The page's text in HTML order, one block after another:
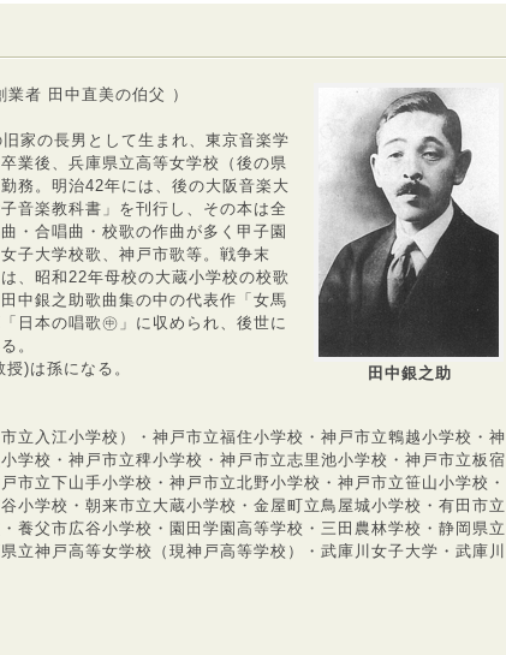
田中銀之助
者 田中直美の伯父 ）
家の長男として生まれ、東京音楽学
業後、兵庫県立高等女学校（後の県
務。明治42年には、後の大阪音楽大
音楽教科書」を刊行し、その本は全
・合唱曲・校歌の作曲が多く甲子園
子大学校歌、神戸市歌等。戦争末
、昭和22年母校の大蔵小学校の校歌
中銀之助歌曲集の中の代表作「女馬
日本の唱歌㊥」に収められ、後世に
。
)は孫になる。
立入江小学校）・神戸市立福住小学校・神戸市立鵯越小学校・神
学校・神戸市立稗小学校・神戸市立志里池小学校・神戸市立板宿
市立下山手小学校・神戸市立北野小学校・神戸市立笹山小学校・
小学校・朝来市立大蔵小学校・金屋町立鳥屋城小学校・有田市立
養父市広谷小学校・園田学園高等学校・三田農林学校・静岡県立
立神戸高等女学校（現神戸高等学校）・武庫川女子大学・武庫川